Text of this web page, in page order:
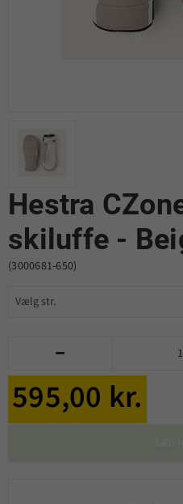
Hestra
skiluffe -
(3000681-650)

595,00 kr.